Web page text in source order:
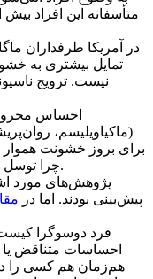
متأسفانه این افراد
تمایل بیشتری به
نیست. ترویج
(ماکیاویلیسم،
برای بروز خشونت هموار
چرا توسل به خشونت در مناطق محروم رایج‌تر است.
پژوهش‌های مورد
پیش‌بینی بودند. اما در
فرد دوسوگرا
احساسات متناقض
هم‌زمان هم کسی را